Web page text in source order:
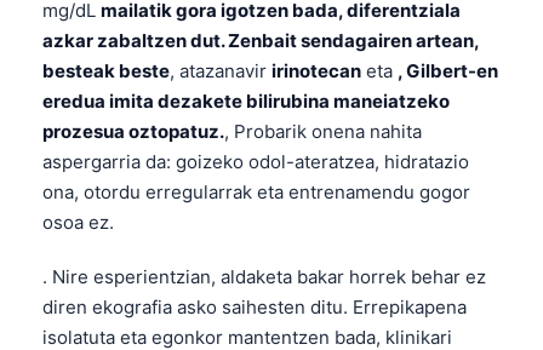
mg/dL mailatik gora igotzen bada, diferentziala
azkar zabaltzen dut. Zenbait sendagairen artean,
besteak beste, atazanavir irinotecan eta , Gilbert-en
eredua imita dezakete bilirubina maneiatzeko
prozesua oztopatuz., Probarik onena nahita
aspergarria da: goizeko odol-ateratzea, hidratazio
ona, otordu erregularrak eta entrenamendu gogor
osoa ez.
. Nire esperientzian, aldaketa bakar horrek behar ez
diren ekografia asko saihesten ditu. Errepikapena
isolatuta eta egonkor mantentzen bada, klinikari